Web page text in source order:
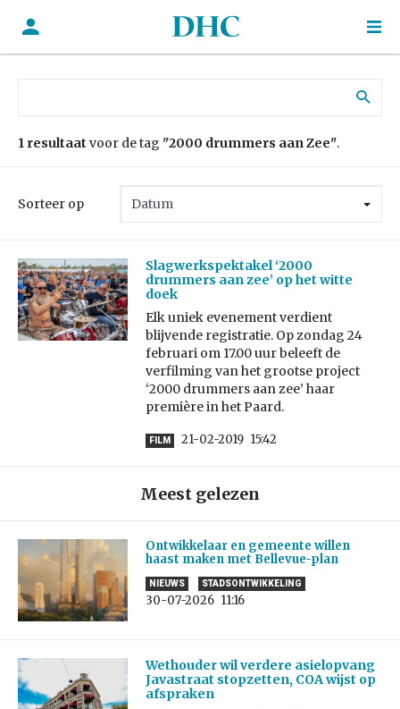
1 resultaat voor de tag "2000 drummers aan Zee".
Sorteer op
Slagwerkspektakel ‘2000
drummers aan zee’ op het witte
doek
Elk uniek evenement verdient
blijvende registratie. Op zondag 24
februari om 17.00 uur beleeft de
verfilming van het grootse project
‘2000 drummers aan zee’ haar
première in het Paard.
FILM 21-02-2019 15:42
Meest gelezen
Ontwikkelaar en gemeente willen
haast maken met Bellevue-plan
NIEUWS STADSONTWIKKELING
30-07-2026 11:16
Wethouder wil verdere asielopvang
Javastraat stopzetten, COA wijst op
afspraken